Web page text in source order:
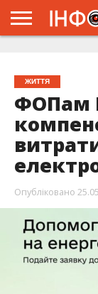
ЖИТТЯ
ФОПам
Опубліковано